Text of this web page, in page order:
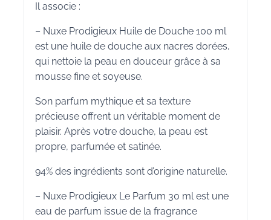
Il associe :
– Nuxe Prodigieux Huile de Douche 100 ml
est une huile de douche aux nacres dorées,
qui nettoie la peau en douceur grâce à sa
mousse fine et soyeuse.
Son parfum mythique et sa texture
précieuse offrent un véritable moment de
plaisir. Après votre douche, la peau est
propre, parfumée et satinée.
94% des ingrédients sont d’origine naturelle.
– Nuxe Prodigieux Le Parfum 30 ml est une
eau de parfum issue de la fragrance